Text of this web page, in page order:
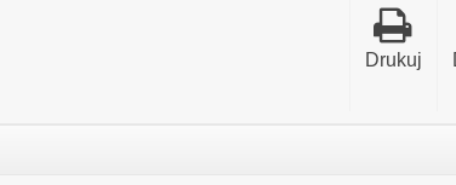
Drukuj